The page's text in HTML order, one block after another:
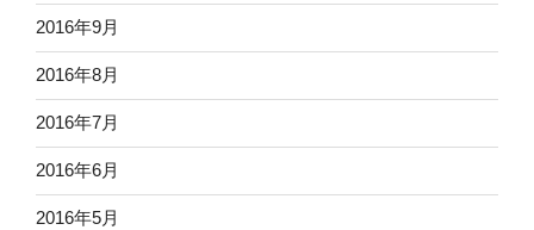
2016年9月
2016年8月
2016年7月
2016年6月
2016年5月